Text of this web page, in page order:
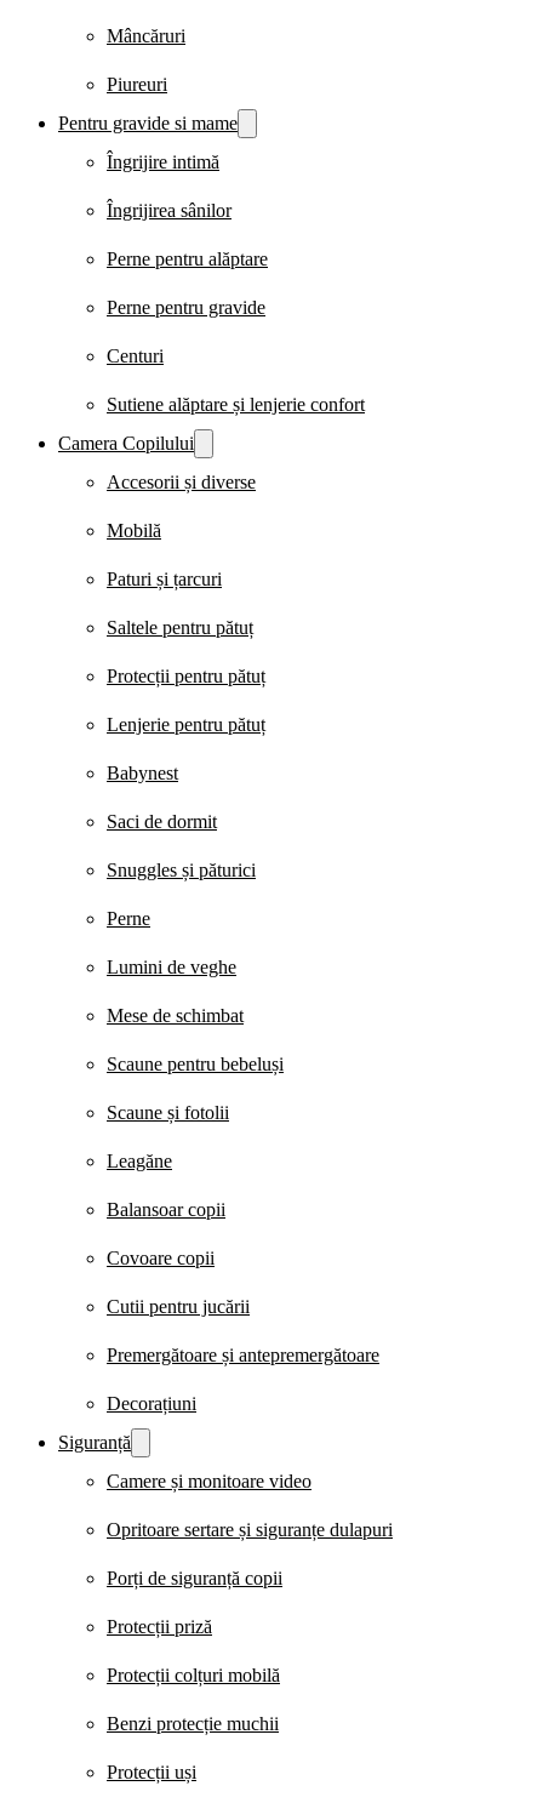
Mâncăruri
Piureuri
Pentru gravide si mame
Îngrijire intimă
Îngrijirea sânilor
Perne pentru alăptare
Perne pentru gravide
Centuri
Sutiene alăptare și lenjerie confort
Camera Copilului
Accesorii și diverse
Mobilă
Paturi și țarcuri
Saltele pentru pătuț
Protecții pentru pătuț
Lenjerie pentru pătuț
Babynest
Saci de dormit
Snuggles și păturici
Perne
Lumini de veghe
Mese de schimbat
Scaune pentru bebeluși
Scaune și fotolii
Leagăne
Balansoar copii
Covoare copii
Cutii pentru jucării
Premergătoare și antepremergătoare
Decorațiuni
Siguranță
Camere și monitoare video
Opritoare sertare și siguranțe dulapuri
Porți de siguranță copii
Protecții priză
Protecții colțuri mobilă
Benzi protecție muchii
Protecții uși